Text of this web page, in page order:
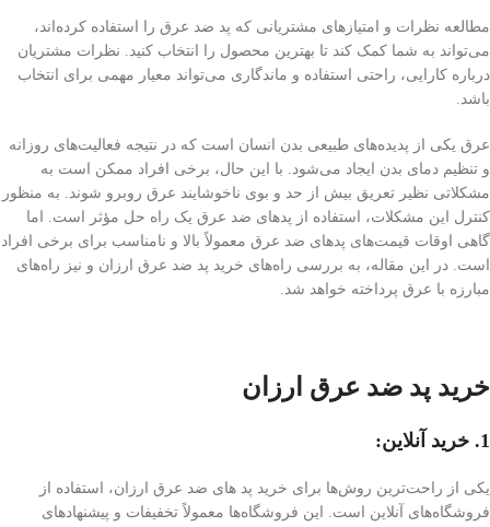
مطالعه نظرات و امتیازهای مشتریانی که پد ضد عرق را استفاده کرده‌اند،
می‌تواند به شما کمک کند تا بهترین محصول را انتخاب کنید. نظرات مشتریان
درباره کارایی، راحتی استفاده و ماندگاری می‌تواند معیار مهمی برای انتخاب
باشد.
عرق یکی از پدیده‌های طبیعی بدن انسان است که در نتیجه فعالیت‌های روزانه
و تنظیم دمای بدن ایجاد می‌شود. با این حال، برخی افراد ممکن است به
مشکلاتی نظیر تعریق بیش از حد و بوی ناخوشایند عرق روبرو شوند. به منظور
کنترل این مشکلات، استفاده از پدهای ضد عرق یک راه حل مؤثر است. اما
گاهی اوقات قیمت‌های پدهای ضد عرق معمولاً بالا و نامناسب برای برخی افراد
است. در این مقاله، به بررسی راه‌های خرید پد ضد عرق ارزان و نیز راه‌های
مبارزه با عرق پرداخته خواهد شد.
خرید پد ضد عرق ارزان
1. خرید آنلاین:
یکی از راحت‌ترین روش‌ها برای خرید پد های ضد عرق ارزان، استفاده از
فروشگاه‌های آنلاین است. این فروشگاه‌ها معمولاً تخفیفات و پیشنهادهای